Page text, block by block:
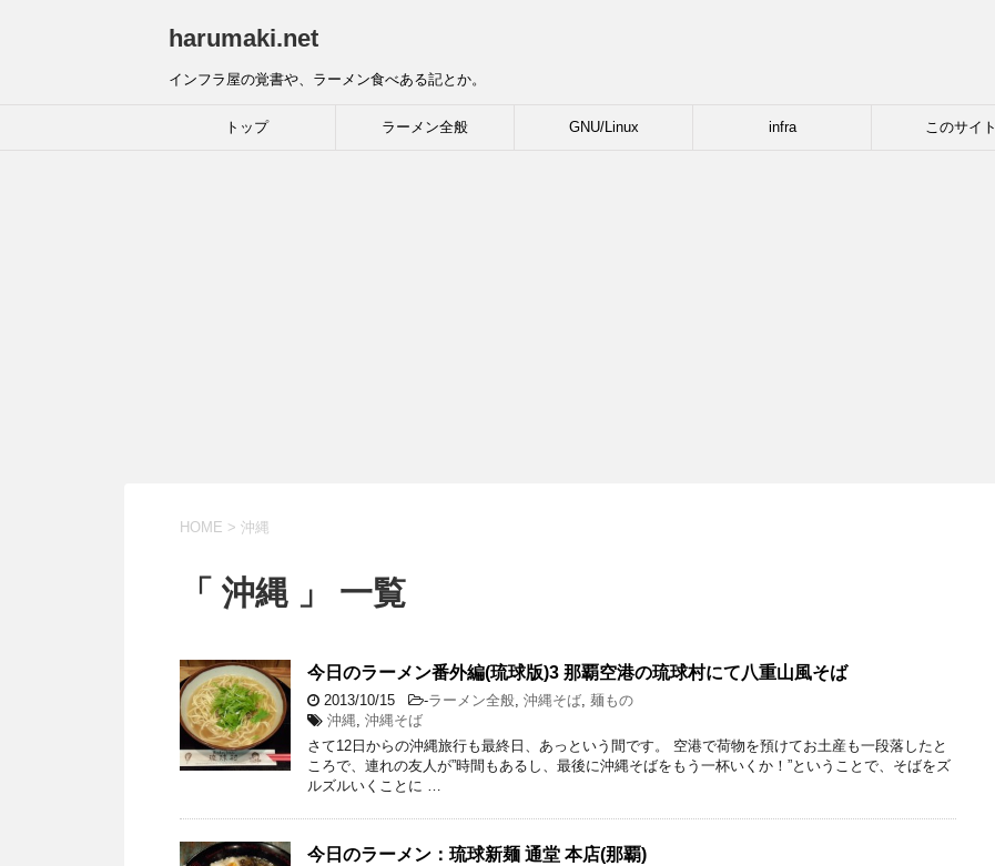
harumaki.net
インフラ屋の覚書や、ラーメン食べある記とか。
トップ ラーメン全般 GNU/Linux infra このサイト
HOME > 沖縄
「 沖縄 」 一覧
今日のラーメン番外編(琉球版)3 那覇空港の琉球村にて八重山風そば
2013/10/15 -ラーメン全般, 沖縄そば, 麺もの
沖縄, 沖縄そば
さて12日からの沖縄旅行も最終日、あっという間です。 空港で荷物を預けてお土産も一段落したと
ころで、連れの友人が”時間もあるし、最後に沖縄そばをもう一杯いくか！”ということで、そばをズ
ルズルいくことに …
今日のラーメン：琉球新麺 通堂 本店(那覇)